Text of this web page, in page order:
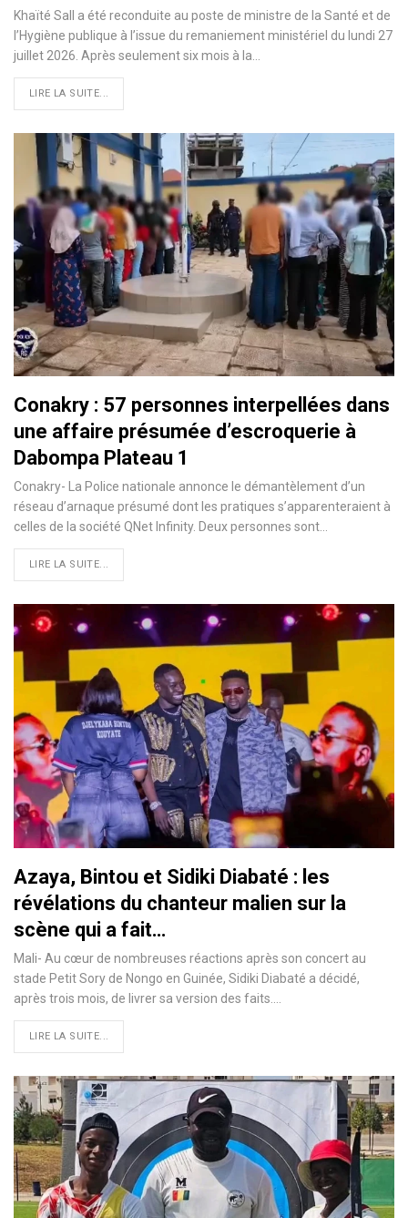
Khaïté Sall a été reconduite au poste de ministre de la Santé et de
l’Hygiène publique à l’issue du remaniement ministériel du lundi 27
juillet 2026. Après seulement six mois à la…
LIRE LA SUITE...
Conakry : 57 personnes interpellées dans
une affaire présumée d’escroquerie à
Dabompa Plateau 1
Conakry- La Police nationale annonce le démantèlement d’un
réseau d’arnaque présumé dont les pratiques s’apparenteraient à
celles de la société QNet Infinity. Deux personnes sont…
LIRE LA SUITE...
Azaya, Bintou et Sidiki Diabaté : les
révélations du chanteur malien sur la
scène qui a fait…
Mali- Au cœur de nombreuses réactions après son concert au
stade Petit Sory de Nongo en Guinée, Sidiki Diabaté a décidé,
après trois mois, de livrer sa version des faits.…
LIRE LA SUITE...